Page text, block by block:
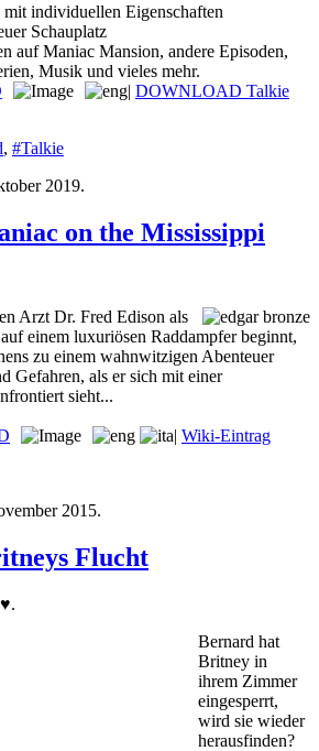
mit individuellen Eigenschaften
Schauplatz
auf Maniac Mansion, andere Episoden,
Musik und vieles mehr.
| DOWNLOAD Talkie
, #Talkie
2019.
on the Mississippi
Arzt Dr. Fred Edison als
einem luxuriösen Raddampfer beginnt,
zu einem wahnwitzigen Abenteuer
Gefahren, als er sich mit einer
sieht...
| Wiki-Eintrag
2015.
Flucht
Bernard hat
Britney in
ihrem Zimmer
eingesperrt,
wird sie wieder
herausfinden?